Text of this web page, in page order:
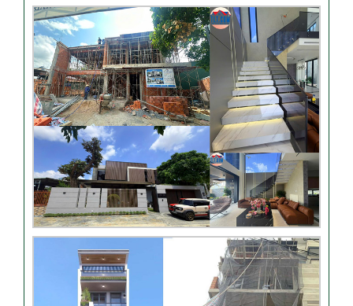
Video hình ảnh thi công nhà
anh Hiếu
Video bàn giao nhà chị
Phượng – Nhà Bè TPHCM
Video đánh giá từ khách
hàng chị Oanh – sửa nhà